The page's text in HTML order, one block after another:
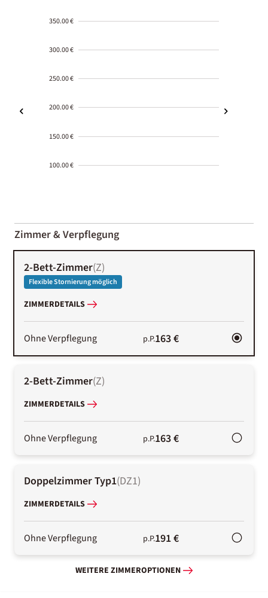
350.00 €
300.00 €
250.00 €
200.00 €
150.00 €
100.00 €
01-02
Zimmer & Verpflegung
2-Bett-Zimmer(Z)
Flexible Stornierung möglich
ZIMMERDETAILS
Ohne Verpflegung p.P.163 €
2-Bett-Zimmer(Z)
ZIMMERDETAILS
Ohne Verpflegung p.P.163 €
Doppelzimmer Typ1(DZ1)
ZIMMERDETAILS
Ohne Verpflegung p.P.191 €
WEITERE ZIMMEROPTIONEN